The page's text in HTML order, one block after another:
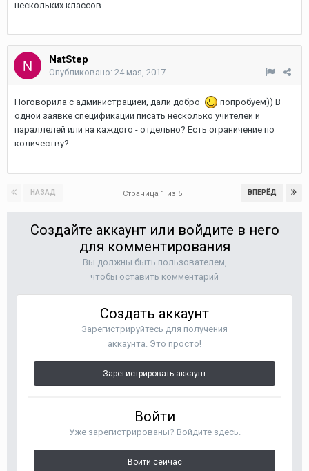
нескольких классов.
NatStep
Опубликовано: 24 мая, 2017
Поговорила с администрацией, дали добро
попробуем)) В
одной заявке спецификации писать несколько учителей и
параллелей или на каждого - отдельно? Есть ограничение по
количеству?
НАЗАД ВПЕРЁД
Страница 1 из 5
Создайте аккаунт или войдите в него
для комментирования
Вы должны быть пользователем,
чтобы оставить комментарий
Создать аккаунт
Зарегистрируйтесь для получения
аккаунта. Это просто!
Зарегистрировать аккаунт
Войти
Уже зарегистрированы? Войдите здесь.
Войти сейчас